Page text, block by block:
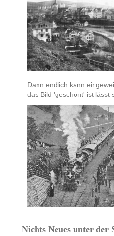
Dann endlich kann
das Bild 'geschönt' ist lässt
Nichts Neues unter der